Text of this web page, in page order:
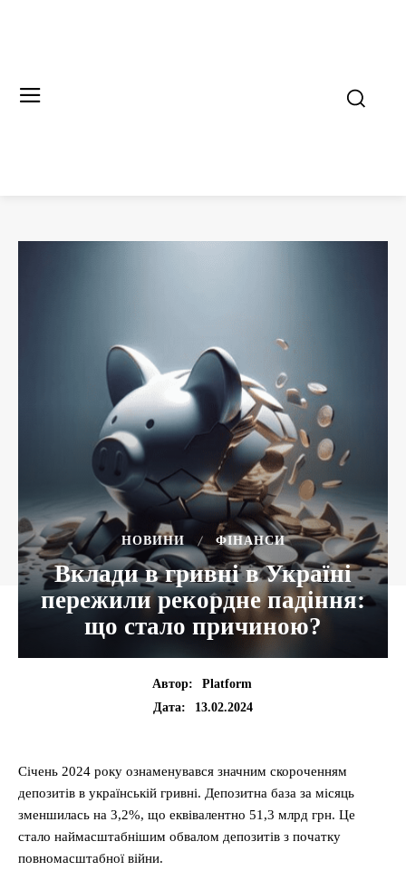
НОВИНИ ФІНАНСИ
Вклади в гривні в Україні
пережили рекордне падіння:
що стало причиною?
Автор:
Platform
Дата:
13.02.2024
Січень 2024 року ознаменувався значним скороченням
депозитів в українській гривні. Депозитна база за місяць
зменшилась на 3,2%, що еквівалентно 51,3 млрд грн. Це
стало наймасштабнішим обвалом депозитів з початку
повномасштабної війни.